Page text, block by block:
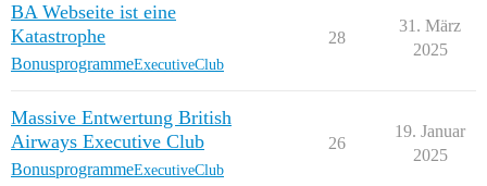
BA Webseite ist eine
Katastrophe
BonusprogrammeExecutiveClub
28
31. März
2025
Massive Entwertung British
Airways Executive Club
BonusprogrammeExecutiveClub
26
19. Januar
2025